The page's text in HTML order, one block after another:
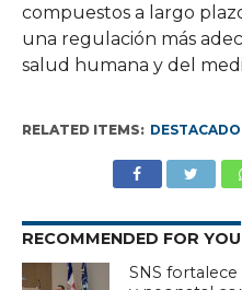
compuestos a largo
una regulación más
salud humana y del
RELATED ITEMS: DESTACADO
RECOMMENDED FOR YOU
SNS